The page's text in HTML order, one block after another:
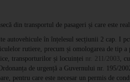
din transportul de pasageri și care este
autovehicule în înțelesul secțiunii 2 cap. I
rutiere, precum și omologarea de tip
transporturilor și locuinței nr. 211/2003 ,
de urgență a Guvernului nr. 195/
pentru care este necesar un permis de